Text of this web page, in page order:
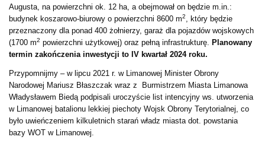
Augusta, na powierzchni ok. 12 ha, a obejmował on będzie m.in.:
budynek koszarowo-biurowy o powierzchni 8600 m2
, który będzie
przeznaczony dla ponad 400 żołnierzy, garaż dla pojazdów wojskowych
(1700 m2 powierzchni użytkowej) oraz pełną infrastrukturę. Planowany
termin zakończenia inwestycji to IV kwartał 2024 roku.
Przypomnijmy – w lipcu 2021 r. w Limanowej Minister Obrony
Narodowej Mariusz Błaszczak wraz z Burmistrzem Miasta Limanowa
Władysławem Biedą podpisali uroczyście list intencyjny ws. utworzenia
w Limanowej batalionu lekkiej piechoty Wojsk Obrony Terytorialnej, co
było uwieńczeniem kilkuletnich starań władz miasta dot. powstania
bazy WOT w Limanowej.